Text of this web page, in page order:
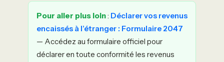
Pour aller plus loin: Déclarer vos revenus
encaissés à l’étranger : Formulaire 2047
— Accédez au formulaire officiel pour
déclarer en toute conformité les revenus